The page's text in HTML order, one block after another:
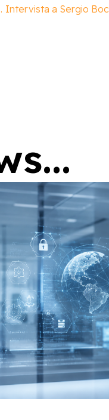
Intervista a Sergio